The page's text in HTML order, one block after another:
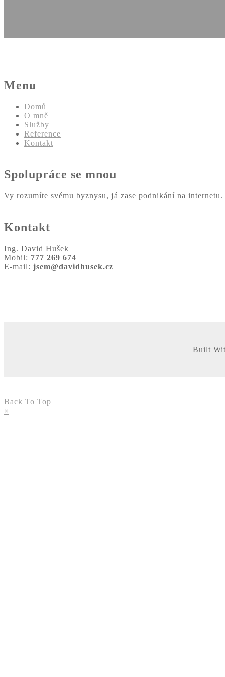
Menu
Domů
O mně
Služby
Reference
Kontakt
Spolupráce se mnou
Vy rozumíte svému byznysu, já zase podnikání na
Kontakt
Ing. David Hušek
Mobil: 777 269 674
E-mail: jsem@davidhusek.cz
Built
Back To Top
×